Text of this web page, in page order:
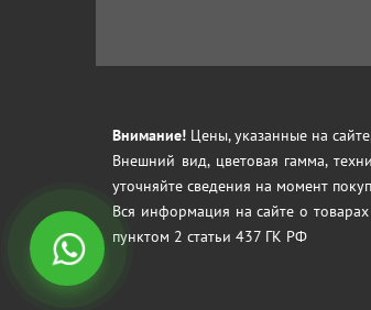
Внимание! Цены, указанные на
Внешний вид, цветовая гамма,
уточняйте сведения на момент
Вся информация на сайте о
пунктом 2 статьи 437 ГК РФ